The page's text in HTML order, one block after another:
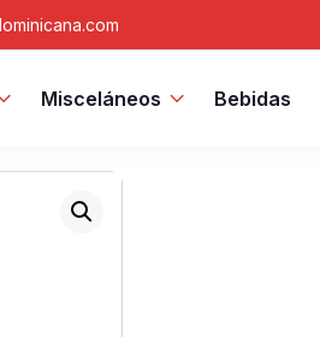
Misceláneos Bebidas